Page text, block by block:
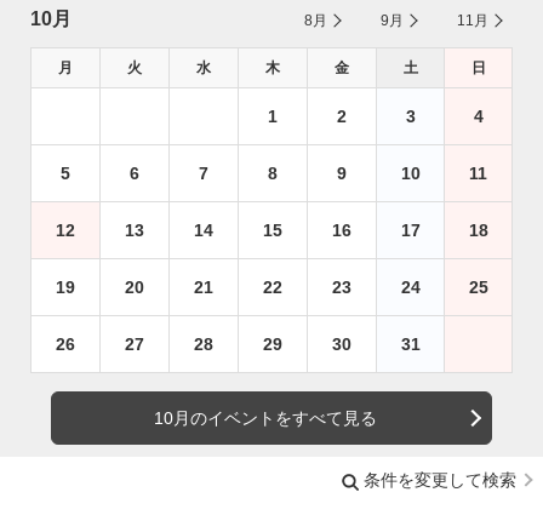
10月 8月 9月 11月
月 火 水 木 金 土 日
1 2 3 4
5 6 7 8 9 10 11
12 13 14 15 16 17 18
19 20 21 22 23 24 25
26 27 28 29 30 31
10月のイベントをすべて見る
条件を変更して検索